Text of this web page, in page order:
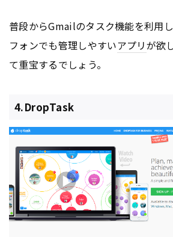
普段からGmailのタスク機能を利用
フォンでも管理しやすいアプリが欲
て重宝するでしょう。
4.DropTask